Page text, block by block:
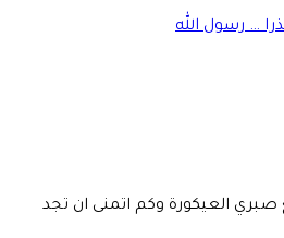
… رسول الله
صبري العيكورة وكم اتمنى ان تجد